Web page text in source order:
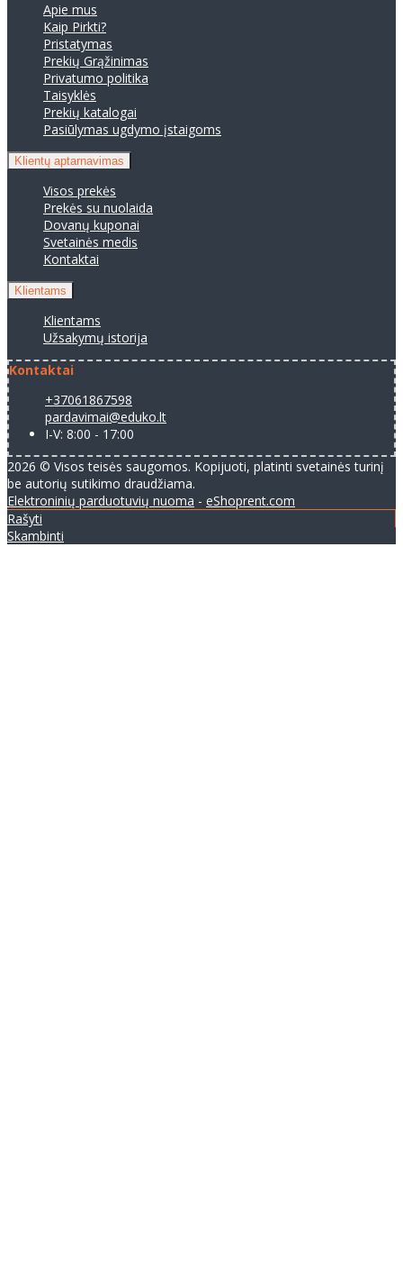
Apie mus
Kaip Pirkti?
Pristatymas
Prekių Grąžinimas
Privatumo politika
Taisyklės
Prekių katalogai
Pasiūlymas ugdymo įstaigoms
Klientų aptarnavimas
Visos prekės
Prekės su nuolaida
Dovanų kuponai
Svetainės medis
Kontaktai
Klientams
Klientams
Užsakymų istorija
Kontaktai
+37061867598
pardavimai@eduko.lt
I-V: 8:00 - 17:00
2026 © Visos teisės saugomos. Kopijuoti, platinti svetainės turinį
be autorių sutikimo draudžiama.
Elektroninių parduotuvių nuoma - eShoprent.com
Rašyti
Skambinti